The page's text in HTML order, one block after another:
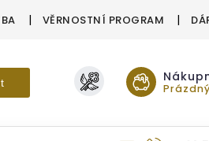
VĚRNOSTNÍ PROGRAM